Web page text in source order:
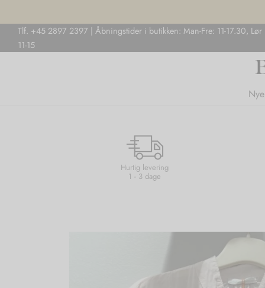
Tlf. +45 2897 2397 | Åbningstider i butikken: Man-Fre: 11-17.30, Lør
11-15
Hurtig levering
1 - 3 dage